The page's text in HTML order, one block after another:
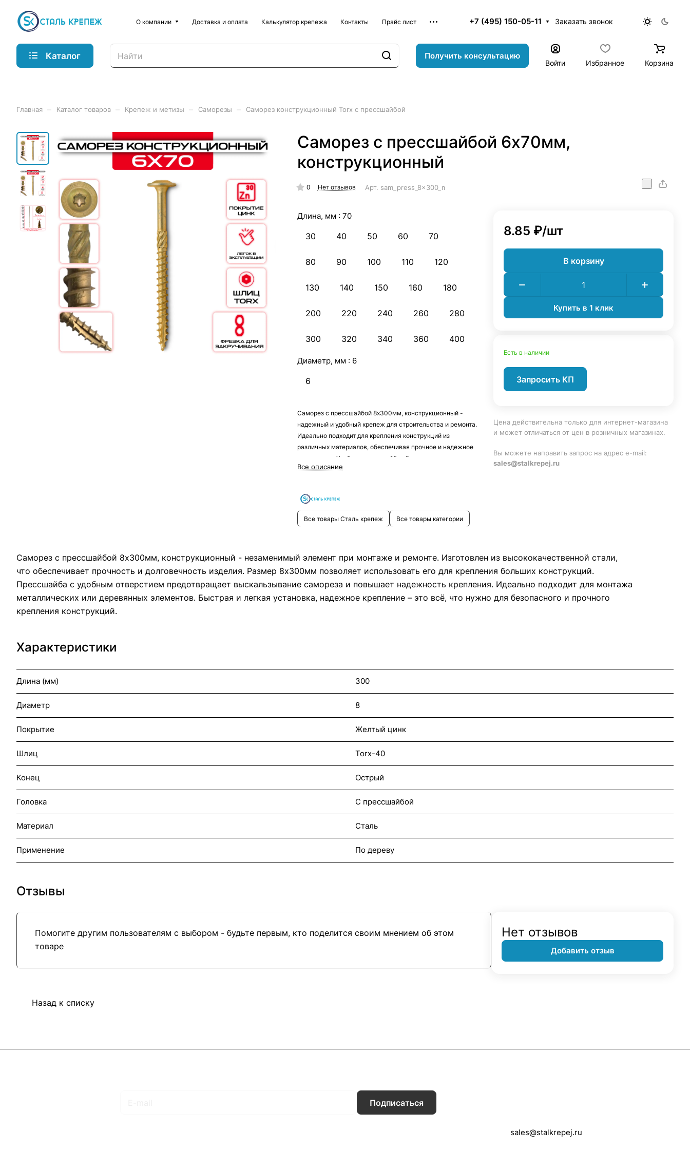
О компании Доставка и оплата Калькулятор крепежа Контакты Прайс лист +7 (495) 150-05-11 Заказать звонок
Каталог Получить консультацию
Войти Избранное Корзина
Главная Каталог товаров Крепеж и метизы Саморезы Саморез конструкционный Torx с прессшайбой
Саморез с прессшайбой 6х70мм,
конструкционный
0 Нет отзывов Арт. sam_press_8x300_mm_konstr
Длина, мм : 70
30 40 50 60 70
80 90 100 110 120
130 140 150 160 180
200 220 240 260 280
300 320 340 360 400
Диаметр, мм : 6
6
Саморез с прессшайбой 8х300мм, конструкционный -
надежный и удобный крепеж для строительства и ремонта.
Идеально подходит для крепления конструкций из
различных материалов, обеспечивая прочное и надежное
соединение. Удобная прессшайба обеспечивает
дополнительную фиксацию и защиту от коррозии.
отличным выбором для профессионалов и любителей.
Все описание
Все товары Сталь крепеж Все товары категории
8.85 ₽/шт
В корзину
Купить в 1 клик
Есть в наличии
Запросить КП
Цена действительна только для интернет-магазина
и может отличаться от цен в розничных магазинах.
Вы можете направить запрос на адрес e-mail:
sales@stalkrepej.ru
Саморез с прессшайбой 8х300мм, конструкционный - незаменимый элемент при монтаже и ремонте. Изготовлен из высококачественной стали,
что обеспечивает прочность и долговечность изделия. Размер 8х300мм позволяет использовать его для крепления больших конструкций.
Прессшайба с удобным отверстием предотвращает выскальзывание самореза и повышает надежность крепления. Идеально подходит для монтажа
металлических или деревянных элементов. Быстрая и легкая установка, надежное крепление – это всё, что нужно для безопасного и прочного
крепления конструкций.
Характеристики
Длина (мм) 300
Диаметр 8
Покрытие Желтый цинк
Шлиц Torx-40
Конец Острый
Головка С прессшайбой
Материал Сталь
Применение По дереву
Отзывы
Помогите другим пользователям с выбором - будьте первым, кто поделится своим мнением об этом
товаре
Нет отзывов
Добавить отзыв
Назад к списку
Подписаться
sales@stalkrepej.ru